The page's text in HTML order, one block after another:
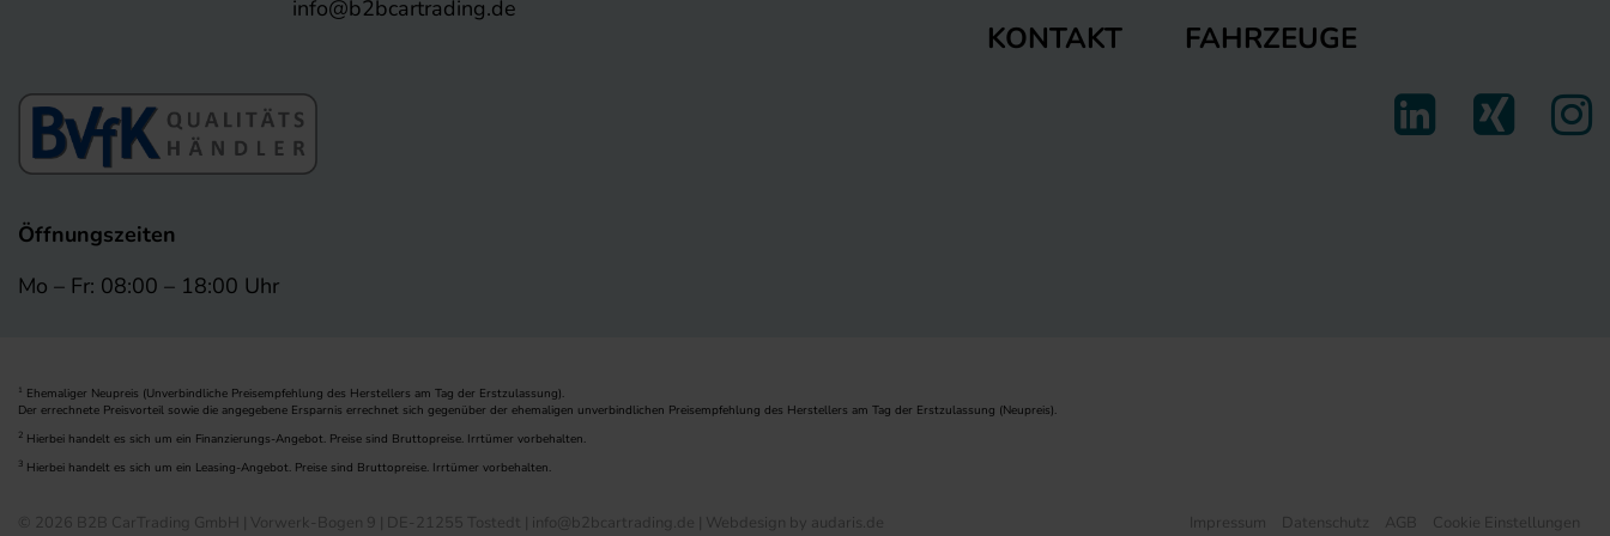
info@b2bcartrading.de
Öffnungszeiten
Mo – Fr: 08:00 – 18:00 Uhr
KONTAKT FAHRZEUGE
1
Ehemaliger Neupreis (Unverbindliche Preisempfehlung des Herstellers am Tag der Erstzulassung).
Der errechnete Preisvorteil sowie die angegebene Ersparnis errechnet sich gegenüber der ehemaligen unverbindlichen Preisempfehlung des Herstellers am Tag der Erstzulassung (Neupreis).
2 Hierbei handelt es sich um ein Finanzierungs-Angebot. Preise sind Bruttopreise. Irrtümer vorbehalten.
3 Hierbei handelt es sich um ein Leasing-Angebot. Preise sind Bruttopreise. Irrtümer vorbehalten.
© 2026 B2B CarTrading GmbH | Vorwerk-Bogen 9 | DE-21255 Tostedt | info@b2bcartrading.de | Webdesign by audaris.de Impressum Datenschutz AGB Cookie Einstellungen